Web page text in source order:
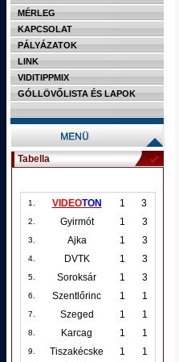
MÉRLEG
KAPCSOLAT
PÁLYÁZATOK
LINK
VIDITIPPMIX
GÓLLÖVŐLISTA ÉS LAPOK
Tabella
1. VIDEOTON 1 3
2. Gyirmót 1 3
3. Ajka 1 3
4. DVTK 1 3
5. Soroksár 1 3
6. Szentlőrinc 1 1
7. Szeged 1 1
8. Karcag 1 1
9. Tiszakécske 1 1